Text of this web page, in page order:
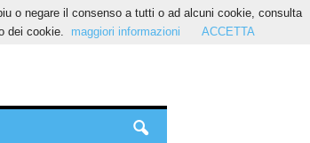
o negare il consenso a tutti o ad alcuni cookie, consulta
dei cookie.
maggiori informazioni ACCETTA